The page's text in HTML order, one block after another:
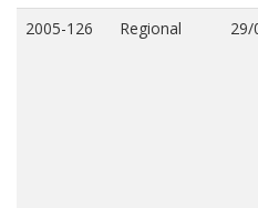
2005-126 Regional 29/